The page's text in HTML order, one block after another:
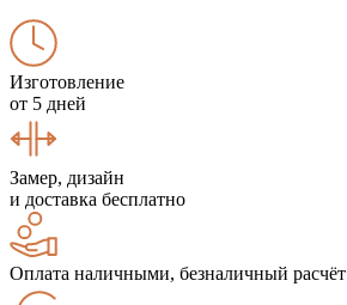
Изготовление
от 5 дней
Замер, дизайн
и доставка бесплатно
Оплата наличными, безналичный расчёт